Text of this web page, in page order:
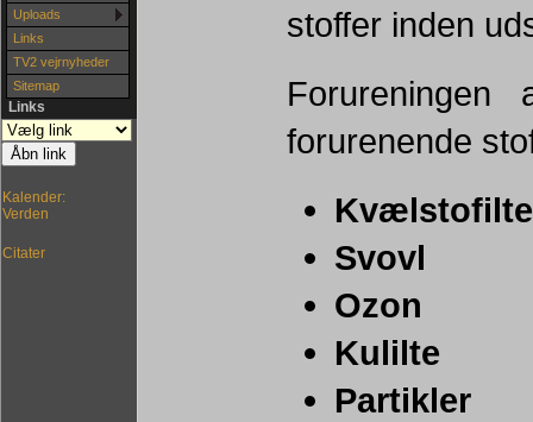
Uploads
Links
TV2 vejrnyheder
Sitemap
Links
Kalender:
Verden
Citater
stoffer inden
forurenende
Svovl
Ozon
Kulilte
Partikler